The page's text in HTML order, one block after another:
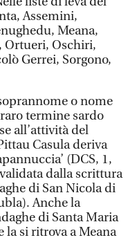
Assemini,
Meana,
Ortueri, Oschiri,
Gerrei, Sorgono,
o nome
termine sardo
all’attività del
Casula deriva
(DCS, 1,
dalla scrittura
di San Nicola di
Anche la
di Santa Maria
la si ritrova a Meana